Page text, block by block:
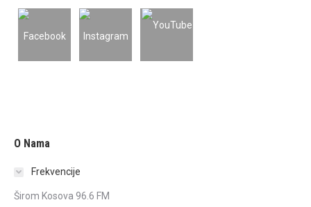
O Nama
Frekvencije
Širom Kosova 96.6 FM